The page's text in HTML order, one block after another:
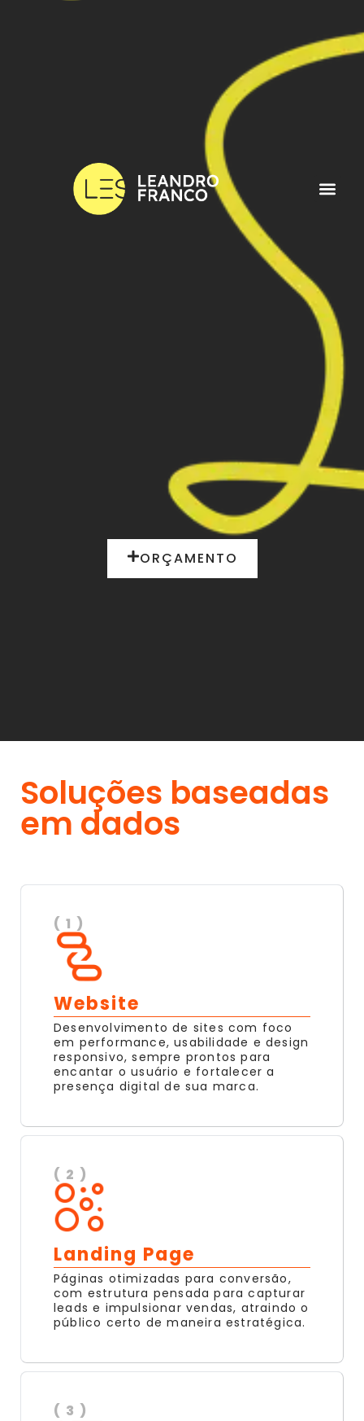
ORÇAMENTO
Soluções baseadas
em dados
( 1 )
Website
Desenvolvimento de sites com foco
em performance, usabilidade e design
responsivo, sempre prontos para
encantar o usuário e fortalecer a
presença digital de sua marca.
( 2 )
Landing Page
Páginas otimizadas para conversão,
com estrutura pensada para capturar
leads e impulsionar vendas, atraindo o
público certo de maneira estratégica.
( 3 )